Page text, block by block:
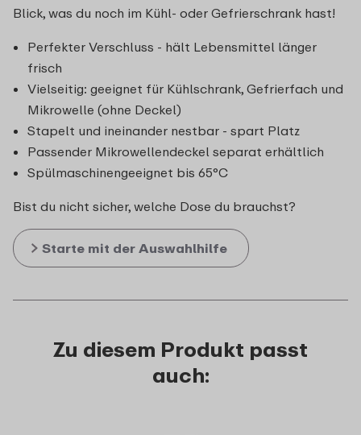
Blick, was du noch im Kühl- oder Gefrierschrank hast!
Perfekter Verschluss - hält Lebensmittel länger
frisch
Vielseitig: geeignet für Kühlschrank, Gefrierfach und
Mikrowelle (ohne Deckel)
Stapelt und ineinander nestbar - spart Platz
Passender Mikrowellendeckel separat erhältlich
Spülmaschinengeeignet bis 65°C
Bist du nicht sicher, welche Dose du brauchst?
Starte mit der Auswahlhilfe
Zu diesem Produkt passt
auch: